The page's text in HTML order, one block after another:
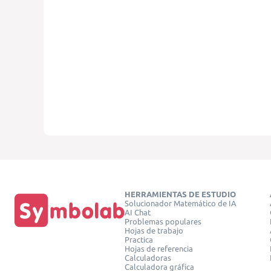
HERRAMIENTAS DE ESTUDIO
Solucionador Matemático de IA
AI Chat
Problemas populares
Hojas de trabajo
Practica
Hojas de referencia
Calculadoras
Calculadora gráfica